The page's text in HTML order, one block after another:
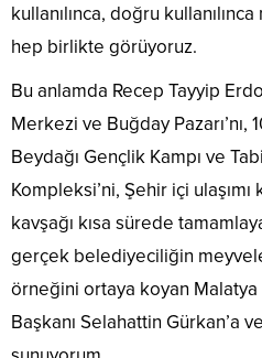
kullanılınca, doğru
hep birlikte görüyoruz.
Bu anlamda Recep Tayyip
Merkezi ve Buğday Pazarı’nı,
Beydağı Gençlik Kampı ve
Kompleksi’ni, Şehir içi
kavşağı kısa sürede
gerçek belediyeciliğin
örneğini ortaya koyan
Başkanı Selahattin Gürkan’a